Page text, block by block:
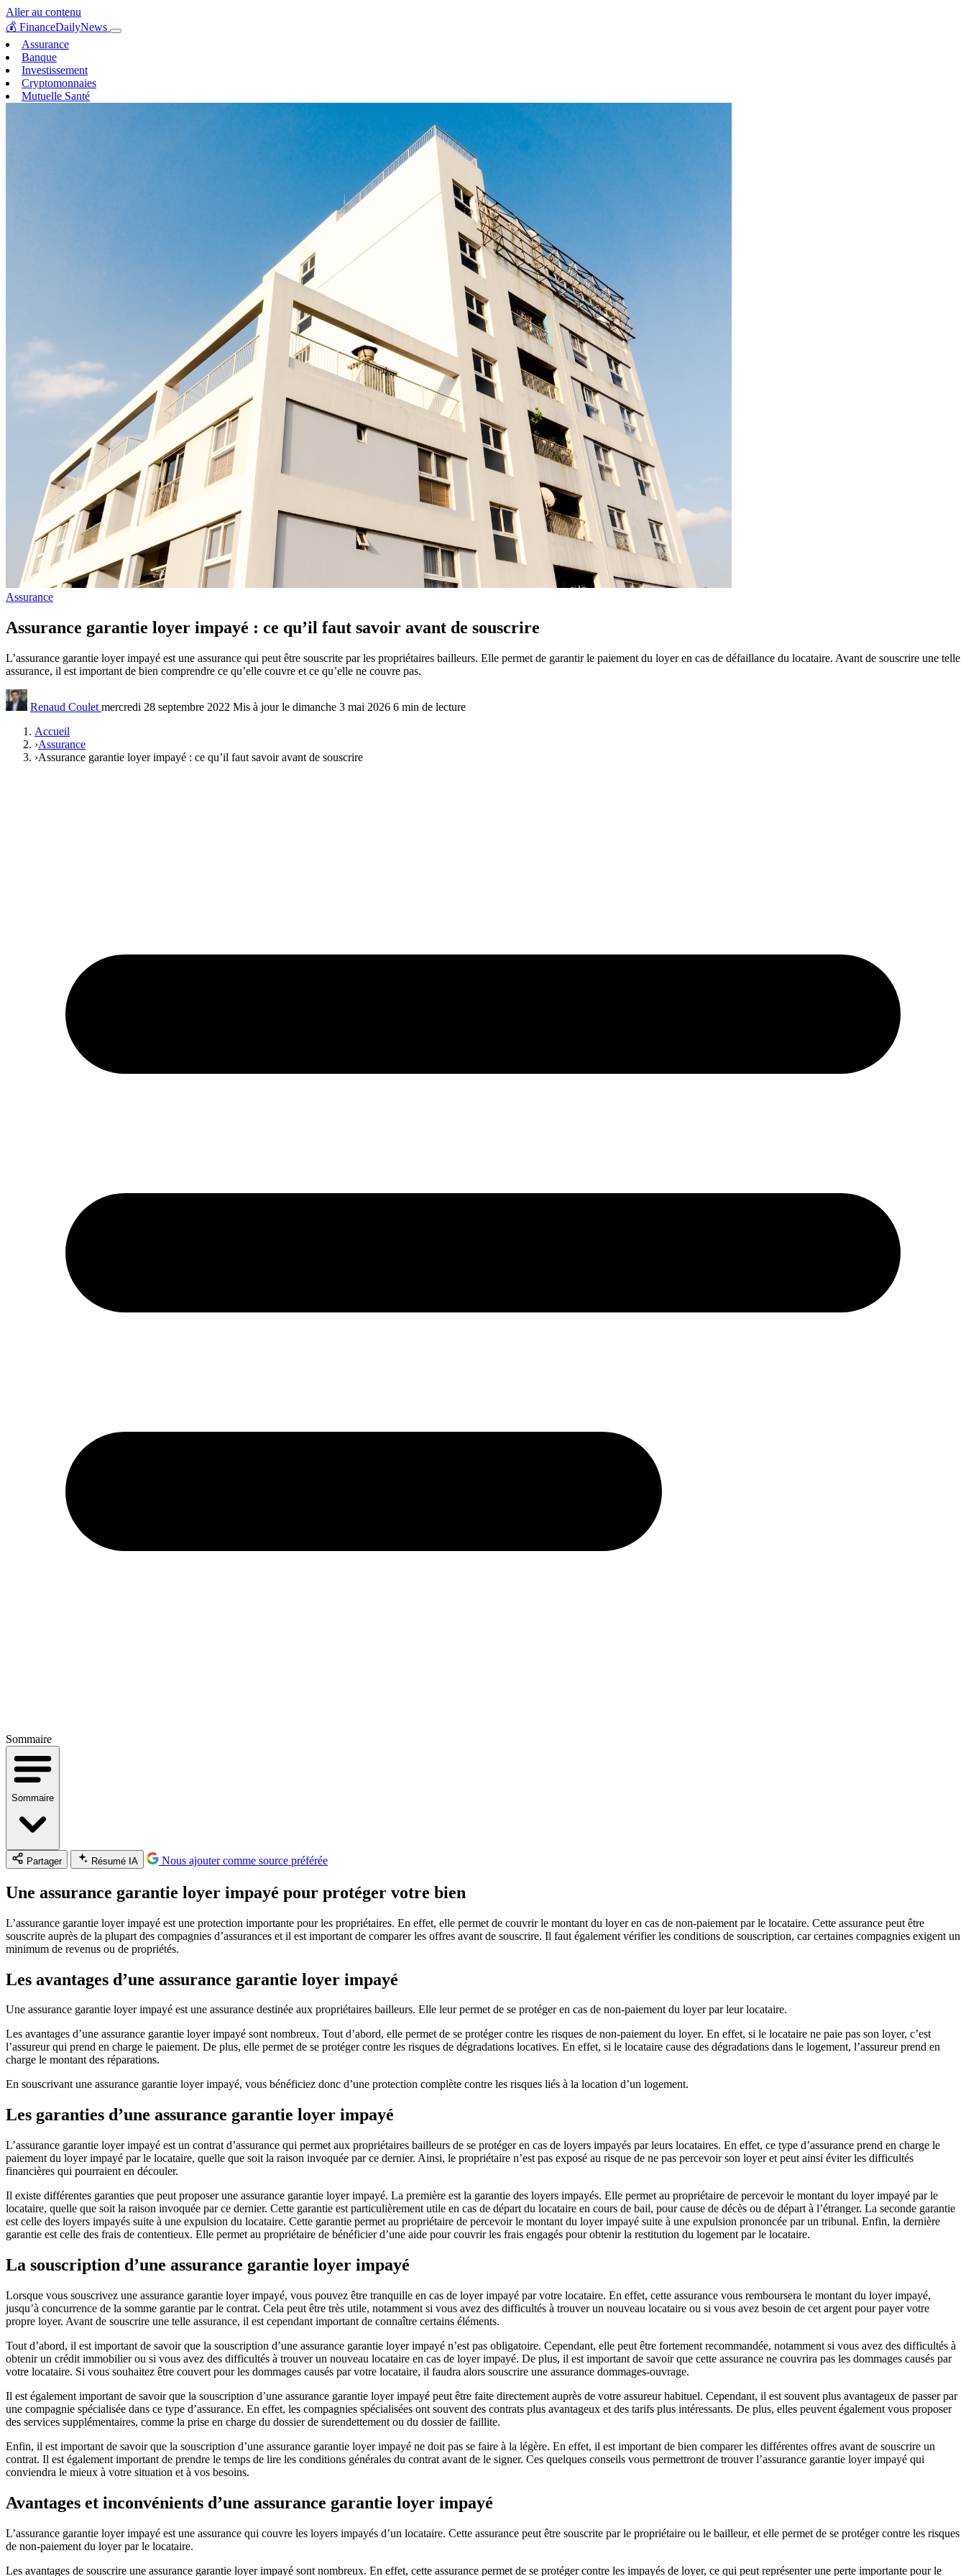
Aller au contenu
💰 FinanceDailyNews
Assurance
Banque
Investissement
Cryptomonnaies
Mutuelle Santé
Assurance
Assurance garantie loyer impayé : ce qu’il faut savoir avant de souscrire
L’assurance garantie loyer impayé est une assurance qui peut être souscrite par les propriétaires bailleurs. Elle permet de garantir le paiement du loyer en cas de défaillance du locataire. Avant de souscrire une telle
assurance, il est important de bien comprendre ce qu’elle couvre et ce qu’elle ne couvre pas.
Renaud Coulet mercredi 28 septembre 2022 Mis à jour le dimanche 3 mai 2026 6 min de lecture
Accueil
›Assurance
›Assurance garantie loyer impayé : ce qu’il faut savoir avant de souscrire
Sommaire
Sommaire
Partager Résumé IA Nous ajouter comme source préférée
Une assurance garantie loyer impayé pour protéger votre bien
L’assurance garantie loyer impayé est une protection importante pour les propriétaires. En effet, elle permet de couvrir le montant du loyer en cas de non-paiement par le locataire. Cette assurance peut être
souscrite auprès de la plupart des compagnies d’assurances et il est important de comparer les offres avant de souscrire. Il faut également vérifier les conditions de souscription, car certaines compagnies exigent un
minimum de revenus ou de propriétés.
Les avantages d’une assurance garantie loyer impayé
Une assurance garantie loyer impayé est une assurance destinée aux propriétaires bailleurs. Elle leur permet de se protéger en cas de non-paiement du loyer par leur locataire.
Les avantages d’une assurance garantie loyer impayé sont nombreux. Tout d’abord, elle permet de se protéger contre les risques de non-paiement du loyer. En effet, si le locataire ne paie pas son loyer, c’est
l’assureur qui prend en charge le paiement. De plus, elle permet de se protéger contre les risques de dégradations locatives. En effet, si le locataire cause des dégradations dans le logement, l’assureur prend en
charge le montant des réparations.
En souscrivant une assurance garantie loyer impayé, vous bénéficiez donc d’une protection complète contre les risques liés à la location d’un logement.
Les garanties d’une assurance garantie loyer impayé
L’assurance garantie loyer impayé est un contrat d’assurance qui permet aux propriétaires bailleurs de se protéger en cas de loyers impayés par leurs locataires. En effet, ce type d’assurance prend en charge le
paiement du loyer impayé par le locataire, quelle que soit la raison invoquée par ce dernier. Ainsi, le propriétaire n’est pas exposé au risque de ne pas percevoir son loyer et peut ainsi éviter les difficultés
financières qui pourraient en découler.
Il existe différentes garanties que peut proposer une assurance garantie loyer impayé. La première est la garantie des loyers impayés. Elle permet au propriétaire de percevoir le montant du loyer impayé par le
locataire, quelle que soit la raison invoquée par ce dernier. Cette garantie est particulièrement utile en cas de départ du locataire en cours de bail, pour cause de décès ou de départ à l’étranger. La seconde garantie
est celle des loyers impayés suite à une expulsion du locataire. Cette garantie permet au propriétaire de percevoir le montant du loyer impayé suite à une expulsion prononcée par un tribunal. Enfin, la dernière
garantie est celle des frais de contentieux. Elle permet au propriétaire de bénéficier d’une aide pour couvrir les frais engagés pour obtenir la restitution du logement par le locataire.
La souscription d’une assurance garantie loyer impayé
Lorsque vous souscrivez une assurance garantie loyer impayé, vous pouvez être tranquille en cas de loyer impayé par votre locataire. En effet, cette assurance vous remboursera le montant du loyer impayé,
jusqu’à concurrence de la somme garantie par le contrat. Cela peut être très utile, notamment si vous avez des difficultés à trouver un nouveau locataire ou si vous avez besoin de cet argent pour payer votre
propre loyer. Avant de souscrire une telle assurance, il est cependant important de connaître certains éléments.
Tout d’abord, il est important de savoir que la souscription d’une assurance garantie loyer impayé n’est pas obligatoire. Cependant, elle peut être fortement recommandée, notamment si vous avez des difficultés à
obtenir un crédit immobilier ou si vous avez des difficultés à trouver un nouveau locataire en cas de loyer impayé. De plus, il est important de savoir que cette assurance ne couvrira pas les dommages causés par
votre locataire. Si vous souhaitez être couvert pour les dommages causés par votre locataire, il faudra alors souscrire une assurance dommages-ouvrage.
Il est également important de savoir que la souscription d’une assurance garantie loyer impayé peut être faite directement auprès de votre assureur habituel. Cependant, il est souvent plus avantageux de passer par
une compagnie spécialisée dans ce type d’assurance. En effet, les compagnies spécialisées ont souvent des contrats plus avantageux et des tarifs plus intéressants. De plus, elles peuvent également vous proposer
des services supplémentaires, comme la prise en charge du dossier de surendettement ou du dossier de faillite.
Enfin, il est important de savoir que la souscription d’une assurance garantie loyer impayé ne doit pas se faire à la légère. En effet, il est important de bien comparer les différentes offres avant de souscrire un
contrat. Il est également important de prendre le temps de lire les conditions générales du contrat avant de le signer. Ces quelques conseils vous permettront de trouver l’assurance garantie loyer impayé qui
conviendra le mieux à votre situation et à vos besoins.
Avantages et inconvénients d’une assurance garantie loyer impayé
L’assurance garantie loyer impayé est une assurance qui couvre les loyers impayés d’un locataire. Cette assurance peut être souscrite par le propriétaire ou le bailleur, et elle permet de se protéger contre les risques
de non-paiement du loyer par le locataire.
Les avantages de souscrire une assurance garantie loyer impayé sont nombreux. En effet, cette assurance permet de se protéger contre les impayés de loyer, ce qui peut représenter une perte importante pour le